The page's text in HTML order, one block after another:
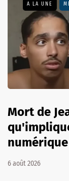
A LA UNE
Mort de
6 août 2026